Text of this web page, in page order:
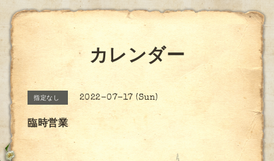
カレンダー
指定なし 2022-07-17 (Sun)
臨時営業